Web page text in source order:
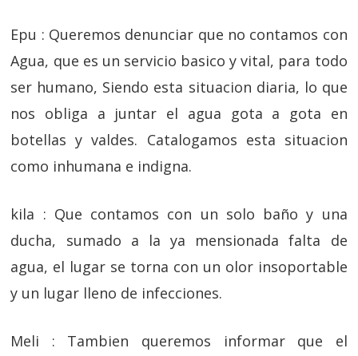
Epu : Queremos denunciar que no contamos con
Agua, que es un servicio basico y vital, para todo
ser humano, Siendo esta situacion diaria, lo que
nos obliga a juntar el agua gota a gota en
botellas y valdes. Catalogamos esta situacion
como inhumana e indigna.
kila : Que contamos con un solo baño y una
ducha, sumado a la ya mensionada falta de
agua, el lugar se torna con un olor insoportable
y un lugar lleno de infecciones.
Meli : Tambien queremos informar que el